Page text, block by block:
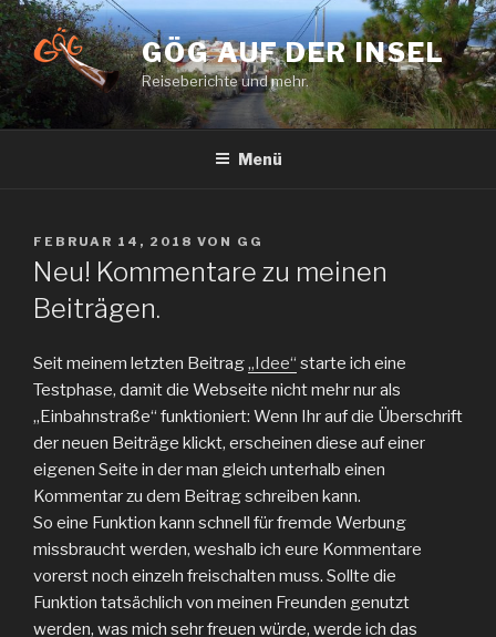
Zum
Inhalt
springen
GÖG AUF DER INSEL
Reiseberichte und mehr.
Menü
VERÖFFENTLICHT
AM
FEBRUAR 14, 2018 VON GG
Neu! Kommentare zu meinen
Beiträgen.
Seit meinem letzten Beitrag„Idee“ starte ich eine
Testphase, damit die Webseite nicht mehr nur als
„Einbahnstraße“ funktioniert: Wenn Ihr auf die Überschrift
der neuen Beiträge klickt, erscheinen diese auf einer
eigenen Seite in der man gleich unterhalb einen
Kommentar zu dem Beitrag schreiben kann.
So eine Funktion kann schnell für fremde Werbung
missbraucht werden, weshalb ich eure Kommentare
vorerst noch einzeln freischalten muss. Sollte die
Funktion tatsächlich von meinen Freunden genutzt
werden, was mich sehr freuen würde, werde ich das